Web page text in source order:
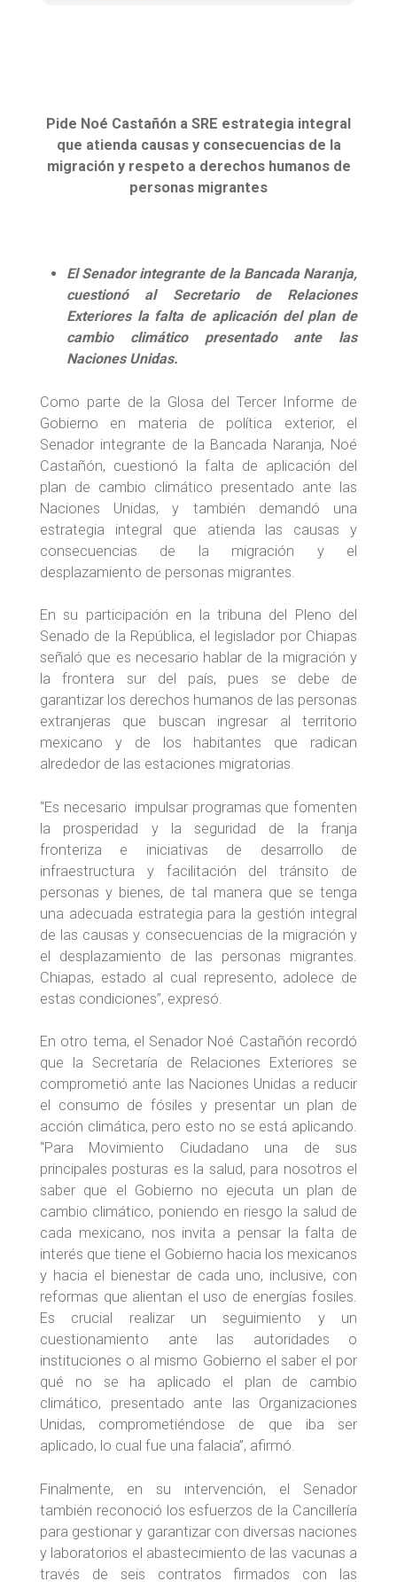
Pide Noé Castañón a SRE estrategia integral
que atienda causas y consecuencias de la
migración y respeto a derechos humanos de
personas migrantes
El Senador integrante de la Bancada Naranja,
cuestionó al Secretario de Relaciones
Exteriores la falta de aplicación del plan de
cambio climático presentado ante las
Naciones Unidas.
Como parte de la Glosa del Tercer Informe de
Gobierno en materia de política exterior, el
Senador integrante de la Bancada Naranja, Noé
Castañón, cuestionó l­a falta de aplicación del
plan de cambio climático presentado ante las
Naciones Unidas, y también demandó una
estrategia integral que atienda las causas y
consecuencias de la migración y el
desplazamiento de personas migrantes.
En su participación en la tribuna del Pleno del
Senado de la República, el legislador por Chiapas
señaló que es necesario hablar de la migración y
la frontera sur del país, pues se debe de
garantizar los derechos humanos de las personas
extranjeras que buscan ingresar al territorio
mexicano y de los habitantes que radican
alrededor de las estaciones migratorias.
“Es necesario impulsar programas que fomenten
la prosperidad y la seguridad de la franja
fronteriza e iniciativas de desarrollo de
infraestructura y facilitación del tránsito de
personas y bienes, de tal manera que se tenga
una adecuada estrategia para la gestión integral
de las causas y consecuencias de la migración y
el desplazamiento de las personas migrantes.
Chiapas, estado al cual represento, adolece de
estas condiciones”, expresó.
En otro tema, el Senador Noé Castañón recordó
que la Secretaría de Relaciones Exteriores se
comprometió ante las Naciones Unidas a reducir
el consumo de fósiles y presentar un plan de
acción climática, pero esto no se está aplicando.
“Para Movimiento Ciudadano una de sus
principales posturas es la salud, para nosotros el
saber que el Gobierno no ejecuta un plan de
cambio climático, poniendo en riesgo la salud de
cada mexicano, nos invita a pensar la falta de
interés que tiene el Gobierno hacia los mexicanos
y hacia el bienestar de cada uno, inclusive, con
reformas que alientan el uso de energías fosiles.
Es crucial realizar un seguimiento y un
cuestionamiento ante las autoridades o
instituciones o al mismo Gobierno el saber el por
qué no se ha aplicado el plan de cambio
climático, presentado ante las Organizaciones
Unidas, comprometiéndose de que iba ser
aplicado, lo cual fue una falacia”, afirmó.
Finalmente, en su intervención, el Senador
también reconoció los esfuerzos de la Cancillería
para gestionar y garantizar con diversas naciones
y laboratorios el abastecimiento de las vacunas a
través de seis contratos firmados con las